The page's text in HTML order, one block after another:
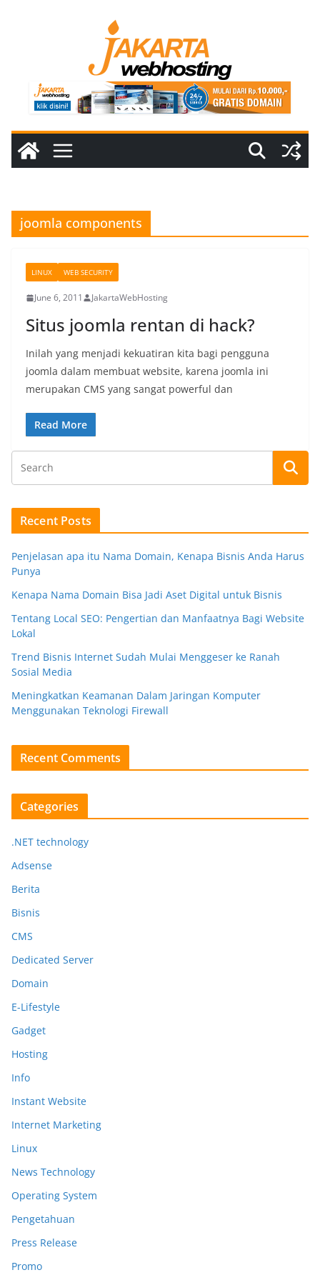
joomla components
LINUX WEB SECURITY
June 6, 2011 JakartaWebHosting
Situs joomla rentan di hack?
Inilah yang menjadi kekuatiran kita bagi pengguna
joomla dalam membuat website, karena joomla ini
merupakan CMS yang sangat powerful dan
Read More
Recent Posts
Penjelasan apa itu Nama Domain, Kenapa Bisnis Anda Harus
Punya
Kenapa Nama Domain Bisa Jadi Aset Digital untuk Bisnis
Tentang Local SEO: Pengertian dan Manfaatnya Bagi Website
Lokal
Trend Bisnis Internet Sudah Mulai Menggeser ke Ranah
Sosial Media
Meningkatkan Keamanan Dalam Jaringan Komputer
Menggunakan Teknologi Firewall
Recent Comments
Categories
.NET technology
Adsense
Berita
Bisnis
CMS
Dedicated Server
Domain
E-Lifestyle
Gadget
Hosting
Info
Instant Website
Internet Marketing
Linux
News Technology
Operating System
Pengetahuan
Press Release
Promo